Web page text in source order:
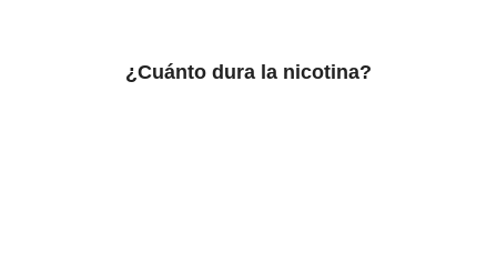
¿Cuánto dura la nicotina?